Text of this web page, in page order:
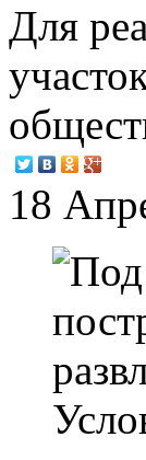
Для
18